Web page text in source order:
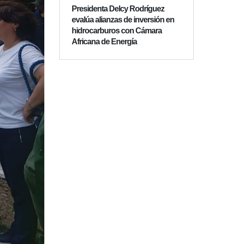
Presidenta Delcy Rodríguez
evalúa alianzas de inversión en
hidrocarburos con Cámara
Africana de Energía